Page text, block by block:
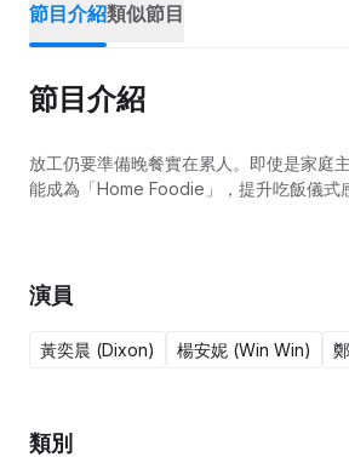
節目介紹類似節目
節目介紹
放工仍要準備晚餐實在累人。即使是家庭
能成為「Home Foodie」，提升吃飯儀式
演員
黃奕晨 (Dixon) 楊安妮 (Win Win)
類別